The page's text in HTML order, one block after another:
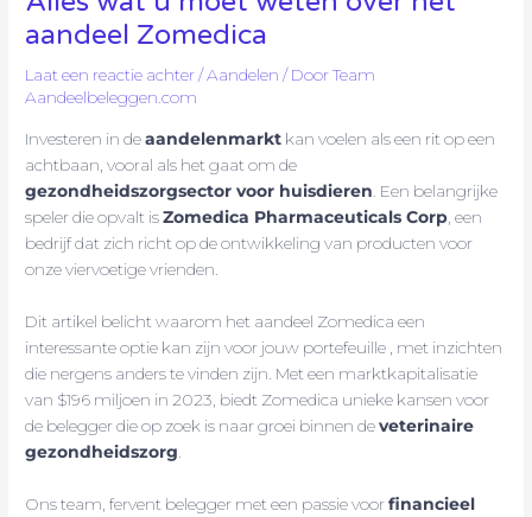
aandeel Zomedica
Laat een reactie achter/Aandelen / DoorTeam
Aandeelbeleggen.com
Investeren in deaandelenmarkt kan voelen als een rit op een
achtbaan, vooral als het gaat om de
gezondheidszorgsector voor huisdieren . Een belangrijke
speler die opvalt isZomedica Pharmaceuticals Corp , een
bedrijf dat zich richt op de ontwikkeling van producten voor
onze viervoetige vrienden.
Dit artikel belicht waarom het aandeel Zomedica een
interessante optie kan zijn voor jouw portefeuille , met inzichten
die nergens anders te vinden zijn. Met een marktkapitalisatie
van $196 miljoen in 2023, biedt Zomedica unieke kansen voor
de belegger die op zoek is naar groei binnen deveterinaire
gezondheidszorg
Ons team, fervent belegger met een passie voorfinancieel